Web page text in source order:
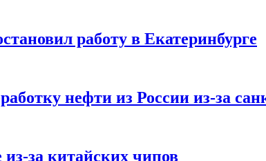
работу в Екатеринбурге
нефти из России из-за
за китайских чипов